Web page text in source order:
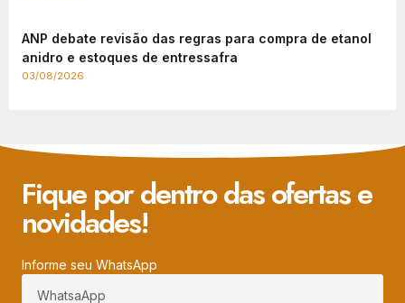
ANP debate revisão das regras para compra de etanol
anidro e estoques de entressafra
03/08/2026
Fique por dentro das ofertas e
novidades!
Informe seu WhatsApp